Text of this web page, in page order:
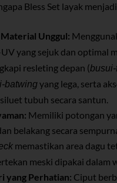
Bless Set layak
Unggul:
yang sejuk dan optimal
resleting depan (
batwingyang lega, serta
tubuh secara santun.
Memiliki potongan
belakang secara
memastikan area dagu
meski dipakai dalam
yang Perhatian: Ciput